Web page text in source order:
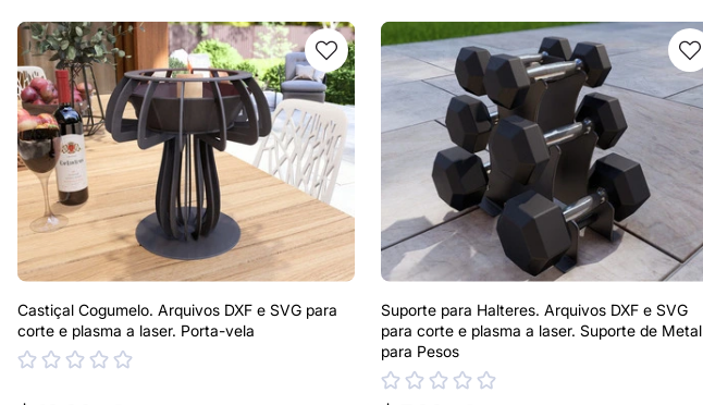
Castiçal Cogumelo. Arquivos DXF e SVG para
corte e plasma a laser. Porta-vela
Suporte para Halteres. Arquivos DXF e SVG
para corte e plasma a laser. Suporte de Metal
para Pesos